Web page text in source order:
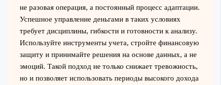
не разовая операция, а постоянный процесс адаптации.
Успешное управление деньгами в таких условиях
требует дисциплины, гибкости и готовности к анализу.
Используйте инструменты учета, стройте финансовую
защиту и принимайте решения на основе данных, а не
эмоций. Такой подход не только снижает тревожность,
но и позволяет использовать периоды высокого дохода